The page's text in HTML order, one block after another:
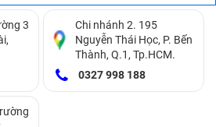
của nhiều khách hàng khi có
thoại. Thực tế, quy trình
One được thực hiện đúng kỹ
hưởng đến linh kiện bên trong.
3
Chi nhánh 2. 195
Nguyễn Thái Học, P. Bến
Thành, Q.1, Tp.HCM.
0327 998 188